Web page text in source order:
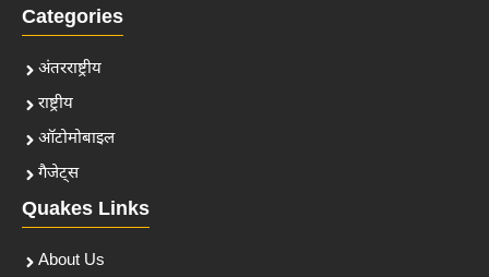
Categories
अंतरराष्ट्रीय
राष्ट्रीय
ऑटोमोबाइल
गैजेट्स
Quakes Links
About Us